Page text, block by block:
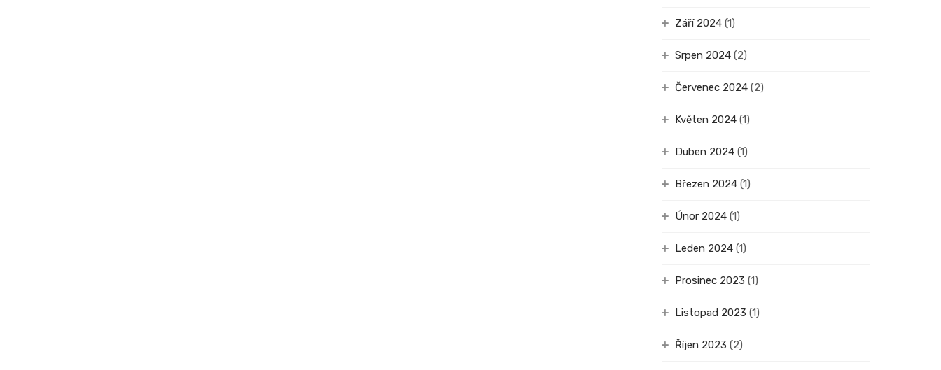
Září 2024 (1)
Srpen 2024 (2)
Červenec 2024 (2)
Květen 2024 (1)
Duben 2024 (1)
Březen 2024 (1)
Únor 2024 (1)
Leden 2024 (1)
Prosinec 2023 (1)
Listopad 2023 (1)
Říjen 2023 (2)